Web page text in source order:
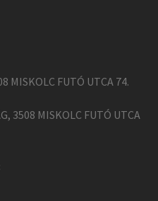
MISKOLC FUTÓ UTCA 74.
3508 MISKOLC FUTÓ UTCA